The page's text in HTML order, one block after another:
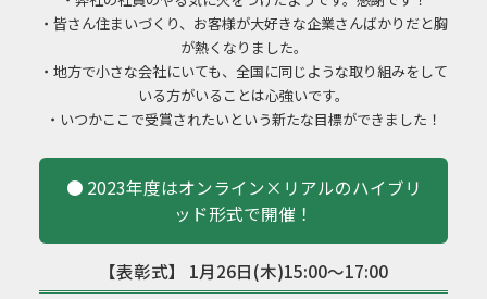
・皆さん住まいづくり、お客様が大好きな企業さんばかりだと胸
が熱くなりました。
・地方で小さな会社にいても、全国に同じような取り組みをして
いる方がいることは心強いです。
・いつかここで受賞されたいという新たな目標ができました！
● 2023年度はオンライン×リアルのハイブリ
ッド形式で開催！
【表彰式】 1月26日(木)15:00～17:00